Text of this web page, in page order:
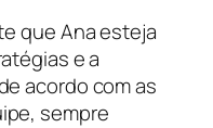
que Ana esteja
e a
acordo com as
sempre